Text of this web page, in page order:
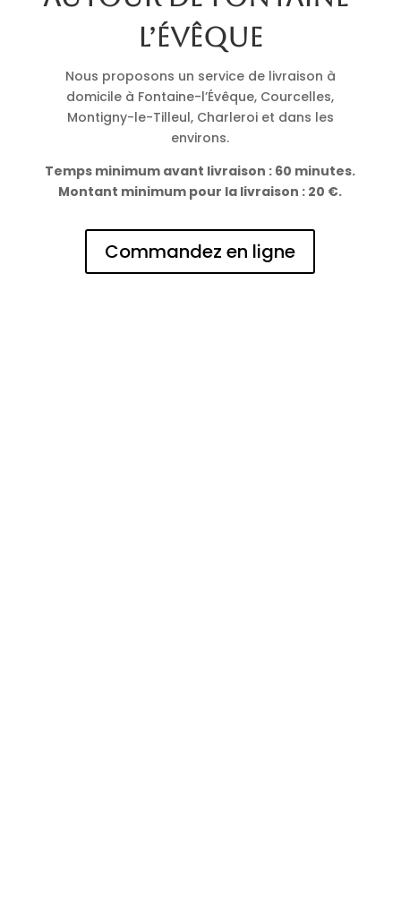
l’Évêque
Nous proposons un service de livraison à
domicile à Fontaine-l’Évêque, Courcelles,
Montigny-le-Tilleul, Charleroi et dans les
environs.
Temps minimum avant livraison : 60 minutes.
Montant minimum pour la livraison : 20 €.
Commandez en ligne